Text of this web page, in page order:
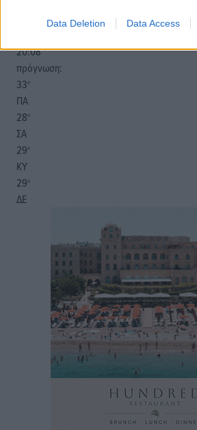
Data Deletion Data Access
20:08
πρόγνωση:
33°
ΠΑ
28°
ΣΑ
29°
ΚΥ
29°
ΔΕ